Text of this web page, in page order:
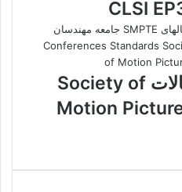
دانلود SMPTE مقالات Society of
Motion